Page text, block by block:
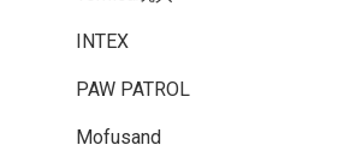
INTEX
PAW PATROL
Mofusand